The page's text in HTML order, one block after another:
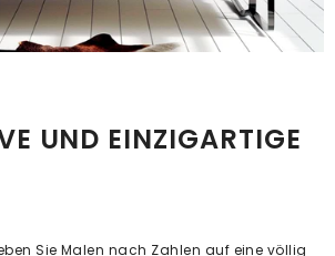
UND EINZIGARTIGE
Sie Malen nach Zahlen auf eine völlig